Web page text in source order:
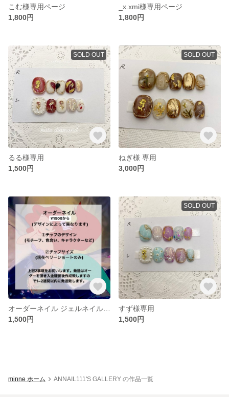
こむ様専用ページ
1,800円
_x.xmi様専用ページ
1,800円
SOLD OUT
るる様専用
1,500円
SOLD OUT
ねぎ様 専用
3,000円
1,500円
SOLD OUT
すず様専用
1,500円
minne ホーム ANNAIL111'S GALLERY の作品一覧